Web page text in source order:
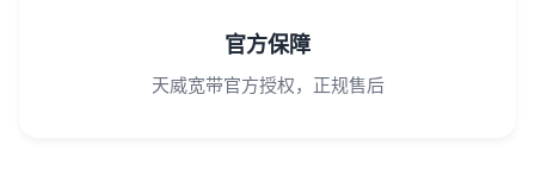
官方保障
天威宽带官方授权，正规售后